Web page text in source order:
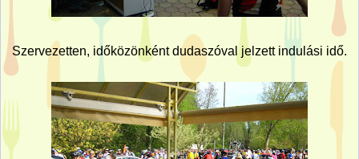
Szervezetten, időközönként dudaszóval jelzett indulási idő.